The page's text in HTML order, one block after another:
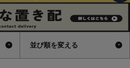
並び順を変える